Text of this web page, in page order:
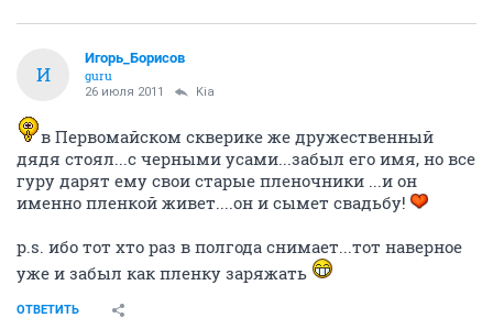
И
Игорь_Борисов
guru
26 июля 2011 Kia
в Первомайском скверике же дружественный
дядя стоял...с черными усами...забыл его имя, но все
гуру дарят ему свои старые пленочники ...и он
именно пленкой живет....он и сымет свадьбу!
p.s. ибо тот хто раз в полгода снимает...тот наверное
уже и забыл как пленку заряжать
ОТВЕТИТЬ